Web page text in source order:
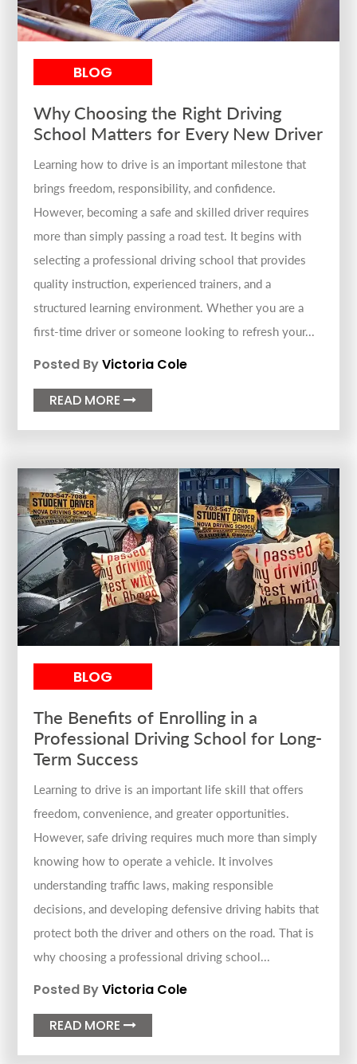
BLOG
Why Choosing the Right Driving
School Matters for Every New Driver
Learning how to drive is an important milestone that
brings freedom, responsibility, and confidence.
However, becoming a safe and skilled driver requires
more than simply passing a road test. It begins with
selecting a professional driving school that provides
quality instruction, experienced trainers, and a
structured learning environment. Whether you are a
first-time driver or someone looking to refresh your...
Posted ByVictoria Cole
READ MORE
BLOG
The Benefits of Enrolling in a
Professional Driving School for Long-
Term Success
Learning to drive is an important life skill that offers
freedom, convenience, and greater opportunities.
However, safe driving requires much more than simply
knowing how to operate a vehicle. It involves
understanding traffic laws, making responsible
decisions, and developing defensive driving habits that
protect both the driver and others on the road. That is
why choosing a professional driving school...
Posted ByVictoria Cole
READ MORE